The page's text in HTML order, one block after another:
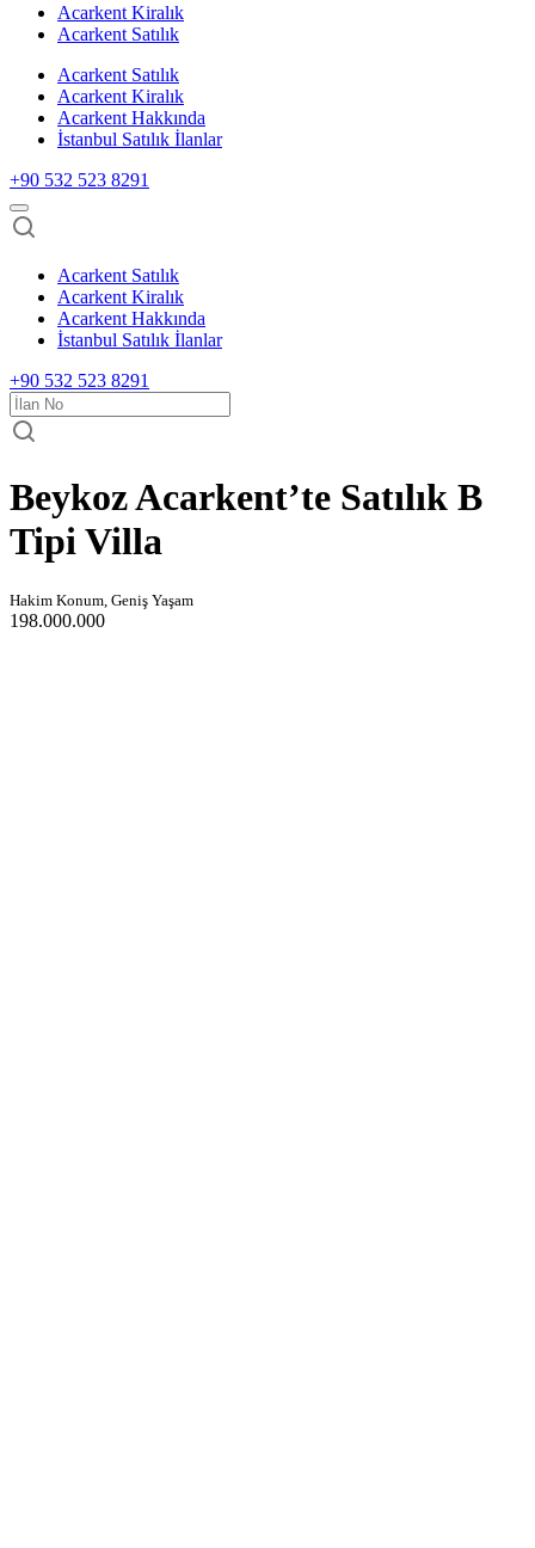
Acarkent Kiralık
Acarkent Satılık
Acarkent Satılık
Acarkent Kiralık
Acarkent Hakkında
İstanbul Satılık İlanlar
+90 532 523 8291
Acarkent Satılık
Acarkent Kiralık
Acarkent Hakkında
İstanbul Satılık İlanlar
+90 532 523 8291
Beykoz Acarkent’te Satılık B
Tipi Villa
Hakim Konum, Geniş Yaşam
198.000.000